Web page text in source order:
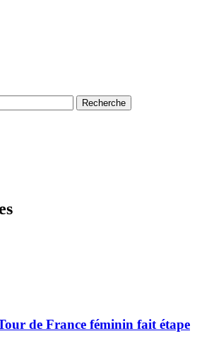
Recherche
de France féminin fait étape